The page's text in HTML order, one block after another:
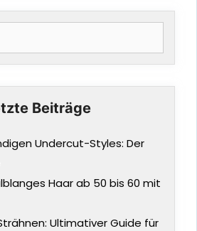
Beiträge
Undercut-Styles: Der
Haar ab 50 bis 60 mit
Ultimativer Guide für